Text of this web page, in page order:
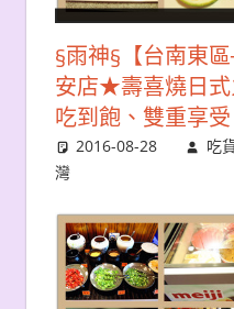
§雨神§【台南東
安店★壽喜燒日
吃到飽、雙重享受
2016-08-28 吃
灣